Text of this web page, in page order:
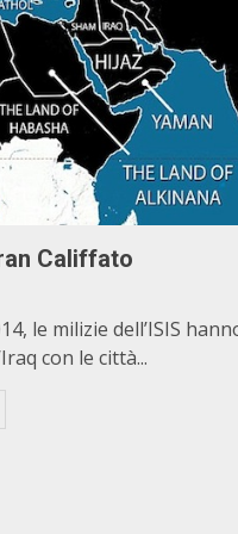
Califfato
le milizie dell’ISIS
con le città...